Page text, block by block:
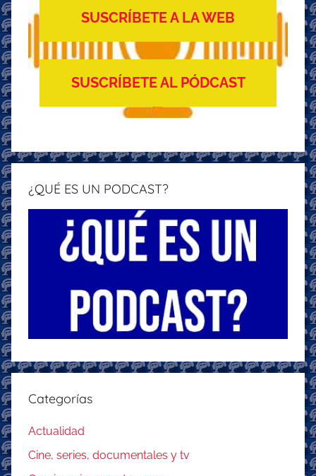
SUSCRÍBETE A LA WEB
SUSCRÍBETE AL PÓDCAST
¿QUÉ ES UN PODCAST?
Categorías
Actualidad
Cine, series, documentales y tv